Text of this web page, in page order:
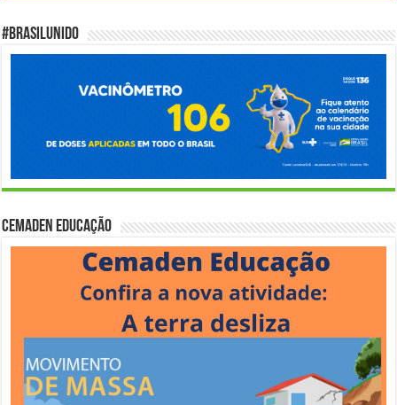
#BrasilUnido
Cemaden Educação